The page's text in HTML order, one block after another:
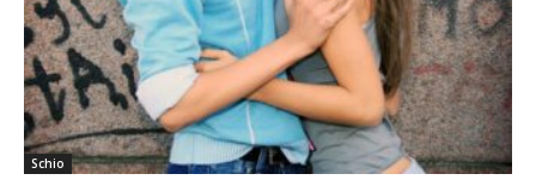
Schio